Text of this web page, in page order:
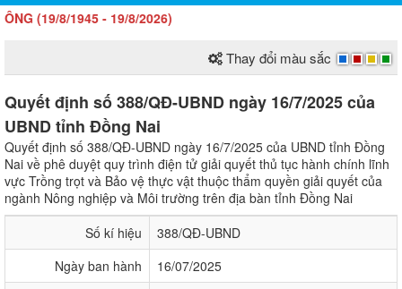
(19/8/1945 - 19/8/2026)
Thay đổi màu sắc
Quyết định số 388/QĐ-UBND ngày 16/7/2025 của
UBND tỉnh Đồng Nai
Quyết định số 388/QĐ-UBND ngày 16/7/2025 của UBND tỉnh Đồng
Nai về phê duyệt quy trình điện tử giải quyết thủ tục hành chính lĩnh
vực Trồng trọt và Bảo vệ thực vật thuộc thẩm quyền giải quyết của
ngành Nông nghiệp và Môi trường trên địa bàn tỉnh Đồng Nai
Số kí hiệu
388/QĐ-UBND
Ngày ban hành
16/07/2025